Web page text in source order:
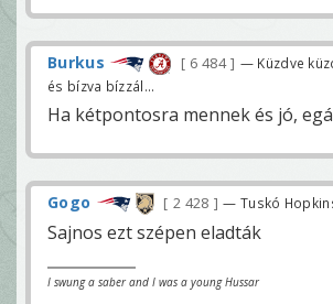
Burkus 6 484
— Küzdve
és bízva bízzál...
Ha kétpontosra mennek és jó,
Gogo 2 428 — Tuskó
Sajnos ezt szépen eladták
I swung a saber and I was a young Hussar